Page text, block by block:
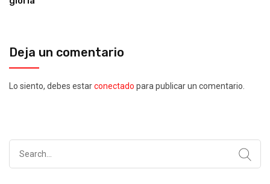
Deja un comentario
Lo siento, debes estarconectado para publicar un comentario.